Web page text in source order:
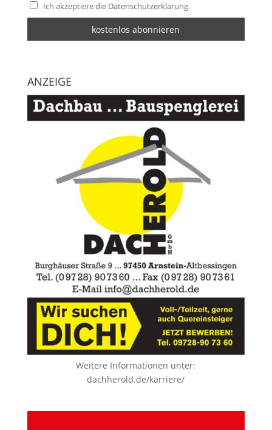
Ich akzeptiere die Datenschutzerklärung.
ANZEIGE
Weitere Informationen unter:
dachherold.de/karriere/